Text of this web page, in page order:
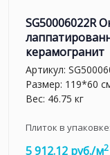
SG50006022R
керамогранит
Артикул:
Размер: 119*60
Вес: 46.75 кг
Плиток в упаковке:
5 912.12 руб./м2